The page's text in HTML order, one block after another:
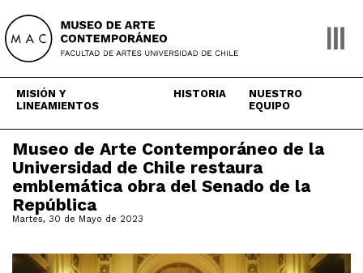
content
MISIÓN Y
LINEAMIENTOS
HISTORIA
NUESTRO
EQUIPO
Museo de Arte Contemporáneo de la
Universidad de Chile restaura
emblemática obra del Senado de la
República
Martes, 30 de Mayo de 2023